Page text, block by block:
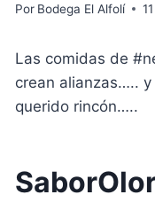
Por Bodega El Alfolí
Las comidas de
crean alianzas…..
querido rincón…..